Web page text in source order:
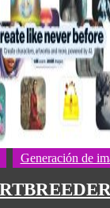
Generación de